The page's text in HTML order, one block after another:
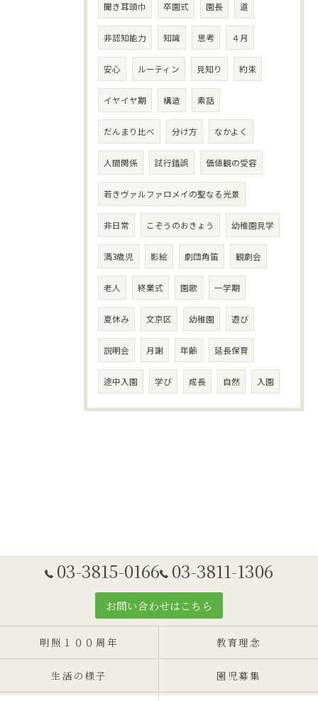
聞き耳頭巾 卒園式 園長 道
非認知能力 知識 思考 ４月
安心 ルーティン 見知り 約束
イヤイヤ期 構造 素話
だんまり比べ 分け方 なかよく
人間関係 試行錯誤 価値観の受容
若きヴァルファロメイの聖なる光景
非日常 こぞうのおきょう 幼稚園見学
満3歳児 影絵 劇団角笛 観劇会
老人 終業式 園歌 一学期
夏休み 文京区 幼稚園 遊び
説明会 月謝 年齢 延長保育
途中入園 学び 成長 自然 入園
03-3815-0166 03-3811-1306
お問い合わせはこちら
明照１００周年 教育理念
生活の様子 園児募集